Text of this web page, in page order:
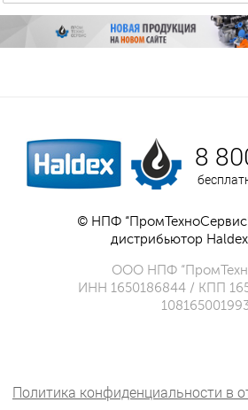
8
© НПФ
дистрибьютор
ООО НПФ
ИНН 1650186844 / КПП
Политика конфиденциальности в